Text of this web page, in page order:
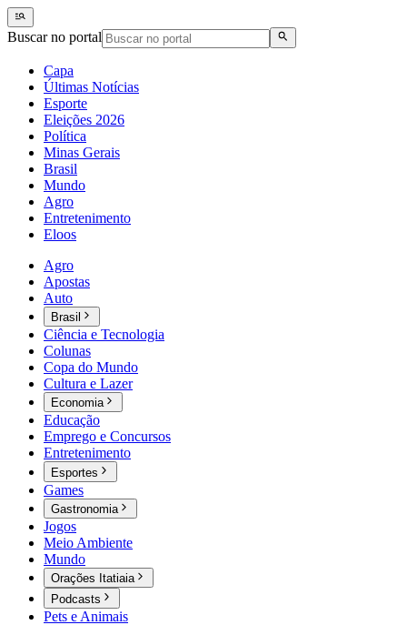
Buscar no portal
Capa
Últimas Notícias
Esporte
Eleições 2026
Política
Minas Gerais
Brasil
Mundo
Agro
Entretenimento
Eloos
Agro
Apostas
Auto
Brasil
Ciência e Tecnologia
Colunas
Copa do Mundo
Cultura e Lazer
Economia
Educação
Emprego e Concursos
Entretenimento
Esportes
Games
Gastronomia
Jogos
Meio Ambiente
Mundo
Orações Itatiaia
Podcasts
Pets e Animais